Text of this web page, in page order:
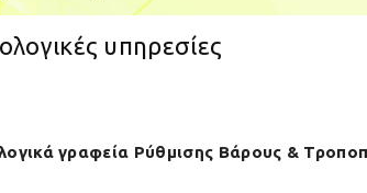
υπηρεσίες
γραφεία Ρύθμισης Βάρους &